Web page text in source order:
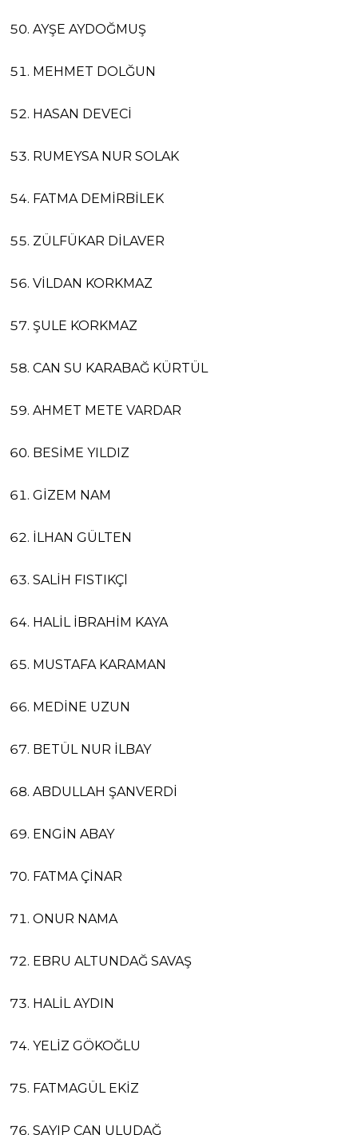
AYŞE AYDOĞMUŞ
MEHMET DOLĞUN
HASAN DEVECİ
RUMEYSA NUR SOLAK
FATMA DEMİRBİLEK
ZÜLFÜKAR DİLAVER
VİLDAN KORKMAZ
ŞULE KORKMAZ
CAN SU KARABAĞ KÜRTÜL
AHMET METE VARDAR
BESİME YILDIZ
GİZEM NAM
İLHAN GÜLTEN
SALİH FISTIKÇl
HALİL İBRAHİM KAYA
MUSTAFA KARAMAN
MEDİNE UZUN
BETÜL NUR İLBAY
ABDULLAH ŞANVERDİ
ENGİN ABAY
FATMA ÇİNAR
ONUR NAMA
EBRU ALTUNDAĞ SAVAŞ
HALİL AYDIN
YELİZ GÖKOĞLU
FATMAGÜL EKİZ
SAYIP CAN ULUDAĞ